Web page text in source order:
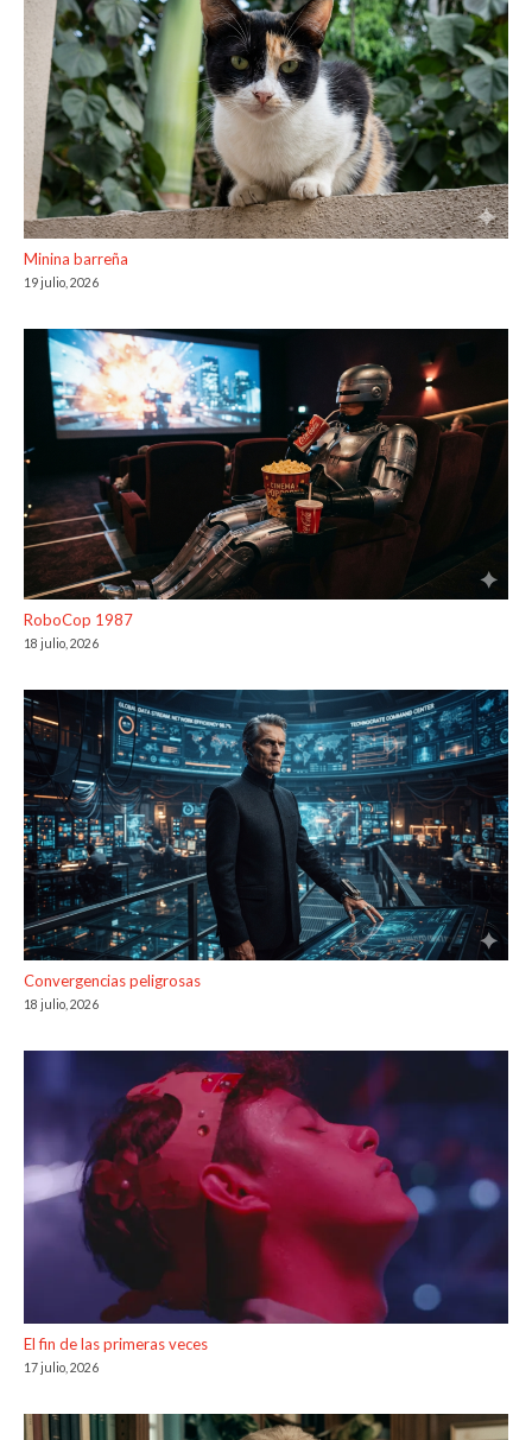
Minina barreña
19 julio, 2026
RoboCop 1987
18 julio, 2026
Convergencias peligrosas
18 julio, 2026
El fin de las primeras veces
17 julio, 2026